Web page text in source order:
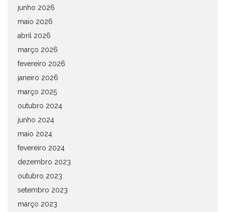
junho 2026
maio 2026
abril 2026
março 2026
fevereiro 2026
janeiro 2026
março 2025
outubro 2024
junho 2024
maio 2024
fevereiro 2024
dezembro 2023
outubro 2023
setembro 2023
março 2023